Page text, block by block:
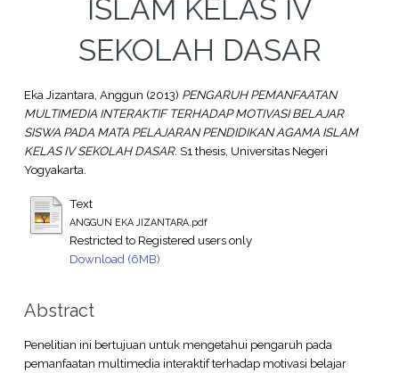
ISLAM KELAS IV
SEKOLAH DASAR
Eka Jizantara, Anggun (2013) PENGARUH PEMANFAATAN
MULTIMEDIA INTERAKTIF TERHADAP MOTIVASI BELAJAR
SISWA PADA MATA PELAJARAN PENDIDIKAN AGAMA ISLAM
KELAS IV SEKOLAH DASAR. S1 thesis, Universitas Negeri
Yogyakarta.
Text
ANGGUN EKA JIZANTARA.pdf
Restricted to Registered users only
Download (6MB)
Abstract
Penelitian ini bertujuan untuk mengetahui pengaruh pada
pemanfaatan multimedia interaktif terhadap motivasi belajar